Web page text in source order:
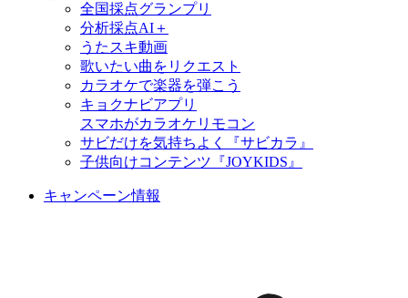
全国採点グランプリ
分析採点AI＋
うたスキ動画
歌いたい曲をリクエスト
カラオケで楽器を弾こう
キョクナビアプリ
スマホがカラオケリモコン
サビだけを気持ちよく『サビカラ』
子供向けコンテンツ『JOYKIDS』
キャンペーン情報